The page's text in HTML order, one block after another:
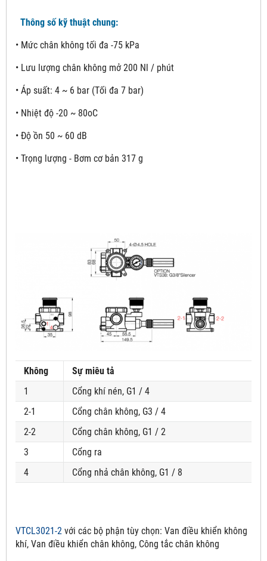
Thông số kỹ thuật chung:
• Mức chân không tối đa -75 kPa
• Lưu lượng chân không mở 200 Nl / phút
• Áp suất: 4 ~ 6 bar (Tối đa 7 bar)
• Nhiệt độ -20 ~ 80oC
• Độ ồn 50 ~ 60 dB
• Trọng lượng - Bơm cơ bản 317 g
Không
Sự miêu tả
1
Cổng khí nén, G1 / 4
2-1
Cổng chân không, G3 / 4
2-2
Cổng chân không, G1 / 2
3
Cổng ra
4
Cổng nhả chân không, G1 / 8
VTCL3021-2 với các bộ phận tùy chọn: Van điều khiển không
khí, Van điều khiển chân không, Công tắc chân không